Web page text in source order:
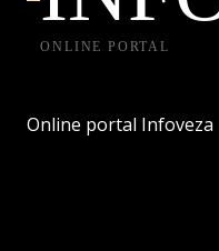
ONLINE PORTAL
Online portal Infoveza